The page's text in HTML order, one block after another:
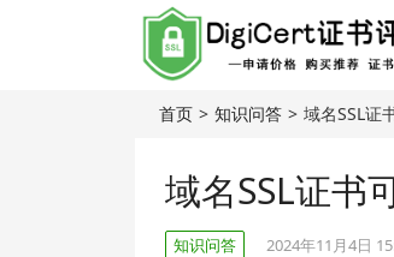
首页 > 知识问答 > 域名SSL证
域名SSL证书
知识问答 2024年11月4日